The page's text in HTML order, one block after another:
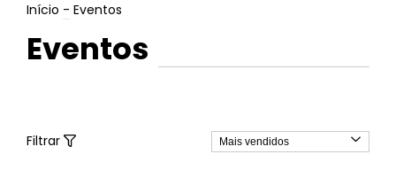
Início - Eventos
Eventos
Filtrar